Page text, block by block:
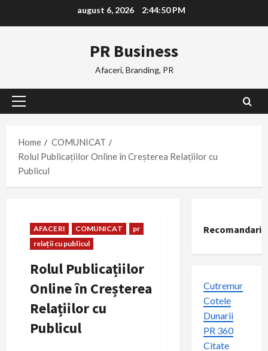
august 6, 2026 2:44:50 PM
PR Business
Afaceri, Branding, PR
Primary
Home
COMUNICAT
Rolul Publicațiilor Online în Creșterea Relațiilor cu
Publicul
AFACERI COMUNICAT
pr
relații cu publicul
Rolul Publicațiilor
Online în Creșterea
Relațiilor cu
Publicul
Recomandari
Cutremur
Cotele
Dunarii
PR 360
Citate